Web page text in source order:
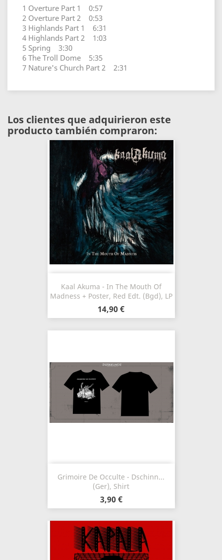
1 Overture Part 1 0:57
2 Overture Part 2 0:53
3 Highlands Part 1 6:31
4 Highlands Part 2 1:03
5 Spring 3:30
6 The Troll Dome 5:35
7 Nature's Church Part 2 2:31
Los clientes que adquirieron este
producto también compraron:
Kaal Akuma - In The Mouth Of
Madness + Poster, Red Edt. (Bgd), LP
14,90 €
Grimoire De Occulte - Dschinn...
(Ger), Shirt
3,90 €